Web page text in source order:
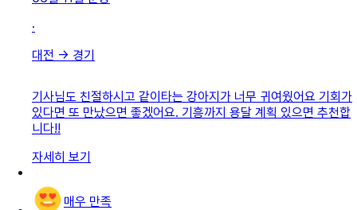
·
대전 → 경기
기사님도 친절하시고 같이타는 강아지가 너무 귀여웠어요 기회가
있다면 또 만났으면 좋겠어요. 기흥까지 용달 계획 있으면 추천합
니다!!
자세히 보기
매우 만족